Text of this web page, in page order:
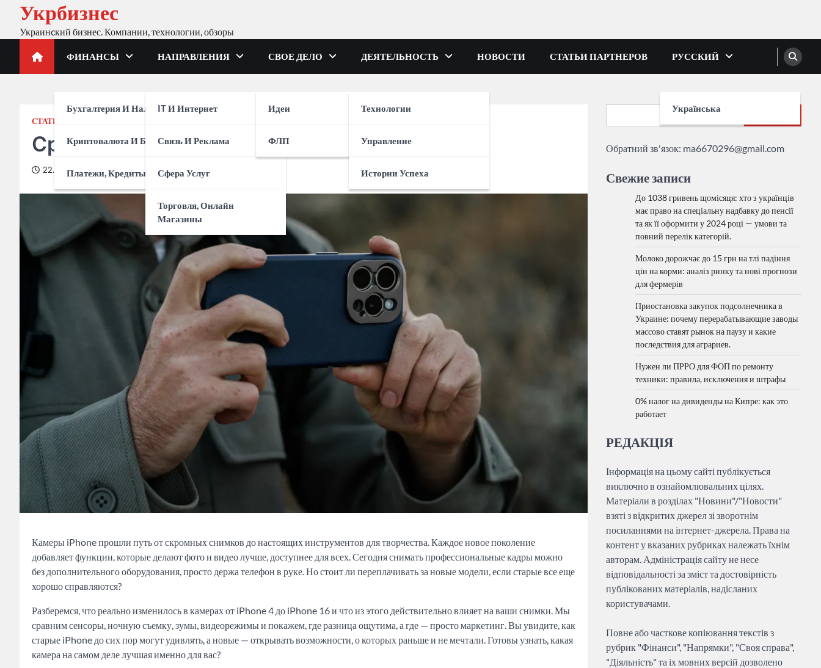
content
Укрбизнес
Украинcкий бизнес. Компании, технологии, обзоры
ФИНАНСЫ
Бухгалтерия И Налоги
Криптовалюта И Биржи
Платежи, Кредиты, Банки
НАПРАВЛЕНИЯ
IT И Интернет
Связь И Реклама
Сфера Услуг
Торговля, Онлайн
Магазины
СВОЕ ДЕЛО
Идеи
ФЛП
ДЕЯТЕЛЬНОСТЬ
Технологии
Управление
Истории Успеха
НОВОСТИ СТАТЬИ ПАРТНЕРОВ РУССКИЙ
Українська
СТАТЬИ ПАРТНЕРОВ
Сравнение камер iPhone разных поколений
22.12.2025
Камеры iPhone прошли путь от скромных снимков до настоящих инструментов для творчества. Каждое новое поколение
добавляет функции, которые делают фото и видео лучше, доступнее для всех. Сегодня снимать профессиональные кадры можно
без дополнительного оборудования, просто держа телефон в руке. Но стоит ли переплачивать за новые модели, если старые все еще
хорошо справляются?
Разберемся, что реально изменилось в камерах от iPhone 4 до iPhone 16 и что из этого действительно влияет на ваши снимки. Мы
сравним сенсоры, ночную съемку, зумы, видеорежимы и покажем, где разница ощутима, а где — просто маркетинг. Вы увидите, как
старые iPhone до сих пор могут удивлять, а новые — открывать возможности, о которых раньше и не мечтали. Готовы узнать, какая
камера на самом деле лучшая именно для вас?
Обратний зв'язок: ma6670296@gmail.com
Свежие записи
До 1038 гривень щомісяця: хто з українців
має право на спеціальну надбавку до пенсії
та як її оформити у 2024 році — умови та
повний перелік категорій.
Молоко дорожчає до 15 грн на тлі падіння
цін на корми: аналіз ринку та нові прогнози
для фермерів
Приостановка закупок подсолнечника в
Украине: почему перерабатывающие заводы
массово ставят рынок на паузу и какие
последствия для аграриев.
Нужен ли ПРРО для ФОП по ремонту
техники: правила, исключения и штрафы
0% налог на дивиденды на Кипре: как это
работает
РЕДАКЦІЯ
Інформація на цьому сайті публікується
виключно в ознайомлювальних цілях.
Матеріали в розділах "Новини"/"Новости"
взяті з відкритих джерел зі зворотнім
посиланнями на інтернет-джерела. Права на
контент у вказаних рубриках належать їхнім
авторам. Адміністрація сайту не несе
відповідальності за зміст та достовірність
публікованих матеріалів, надісланих
користувачами.
Повне або часткове копіювання текстів з
рубрик "Фінанси", "Напрямки", "Своя справа",
"Діяльність" та іх мовних версій дозволено